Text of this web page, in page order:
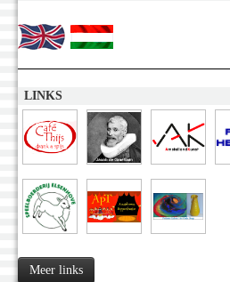
LINKS
Meer links